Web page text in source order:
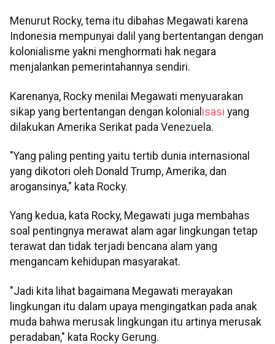
Menurut Rocky, tema itu dibahas Megawati karena
Indonesia mempunyai dalil yang bertentangan dengan
kolonialisme yakni menghormati hak negara
menjalankan pemerintahannya sendiri.
Karenanya, Rocky menilai Megawati menyuarakan
sikap yang bertentangan dengan kolonial isasi yang
dilakukan Amerika Serikat pada Venezuela.
"Yang paling penting yaitu tertib dunia internasional
yang dikotori oleh Donald Trump, Amerika, dan
arogansinya," kata Rocky.
Yang kedua, kata Rocky, Megawati juga membahas
soal pentingnya merawat alam agar lingkungan tetap
terawat dan tidak terjadi bencana alam yang
mengancam kehidupan masyarakat.
"Jadi kita lihat bagaimana Megawati merayakan
lingkungan itu dalam upaya mengingatkan pada anak
muda bahwa merusak lingkungan itu artinya merusak
peradaban," kata Rocky Gerung.